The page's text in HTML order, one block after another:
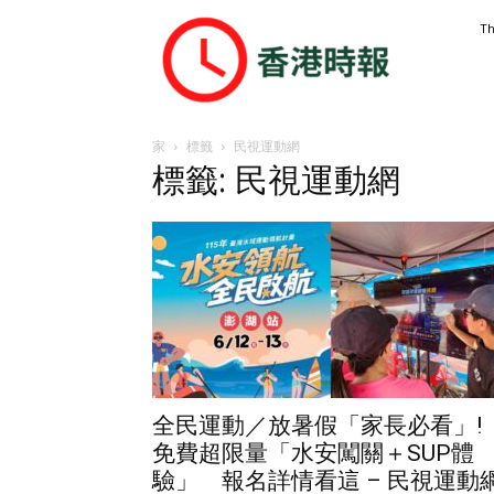
港
時
家 標籤 民視運動網
標籤: 民視運動網
全民運動／放暑假「家長必看」!
免費超限量「水安闖關＋SUP體
驗」 報名詳情看這 – 民視運動